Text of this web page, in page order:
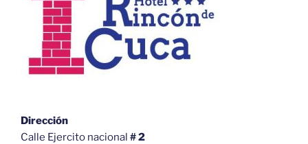
Dirección
Calle Ejercito nacional # 2